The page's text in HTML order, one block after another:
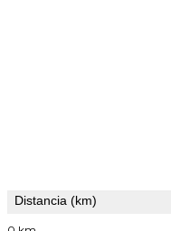
Distancia (km)